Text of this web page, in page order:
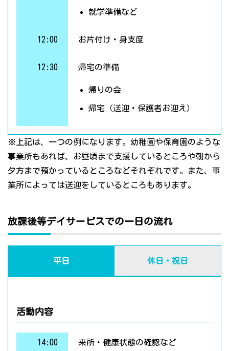
就学準備など
12:00 お片付け・身支度
12:30 帰宅の準備
帰りの会
帰宅（送迎・保護者お迎え）
※上記は、一つの例になります。幼稚園や保育園のような
事業所もあれば、お昼頃まで支援しているところや朝から
夕方まで預かっているところなどそれぞれです。また、事
業所によっては送迎をしているところもあります。
放課後等デイサービスでの一日の流れ
平日 休日・祝日
活動内容
14:00 来所・健康状態の確認など